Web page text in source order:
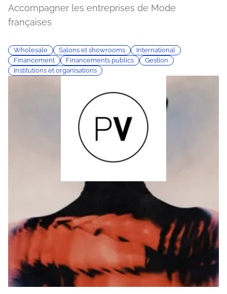
Accompagner les entreprises de Mode
françaises
Wholesale Salons et showrooms
International
Financement
Financements publics
Gestion
Institutions et organisations